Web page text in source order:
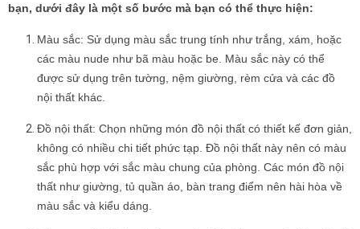
bạn, dưới đây là một số bước mà bạn có thể thực hiện:
Màu sắc: Sử dụng màu sắc trung tính như trắng, xám, hoặc
các màu nude như bã màu hoặc be. Màu sắc này có thể
được sử dụng trên tường, nệm giường, rèm cửa và các đồ
nội thất khác.
Đồ nội thất: Chọn những món đồ nội thất có thiết kế đơn giản,
không có nhiều chi tiết phức tạp. Đồ nội thất này nên có màu
sắc phù hợp với sắc màu chung của phòng. Các món đồ nội
thất như giường, tủ quần áo, bàn trang điểm nên hài hòa về
màu sắc và kiểu dáng.